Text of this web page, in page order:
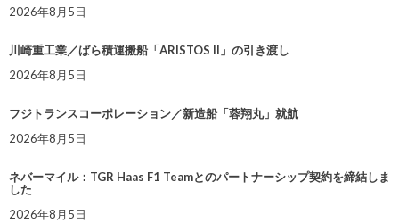
2026年8月5日
川崎重工業／ばら積運搬船「ARISTOS II」の引き渡し
2026年8月5日
フジトランスコーポレーション／新造船「蓉翔丸」就航
2026年8月5日
ネバーマイル：TGR Haas F1 Teamとのパートナーシップ契約を締結しま
した
2026年8月5日